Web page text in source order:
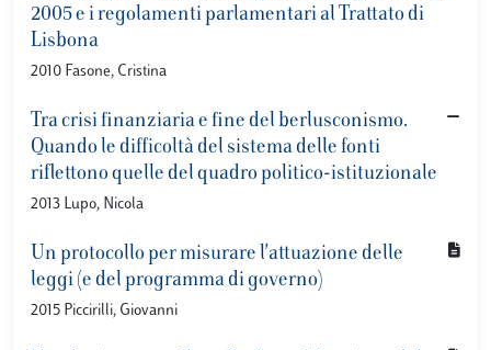
2005 e i regolamenti parlamentari al Trattato di
Lisbona
2010 Fasone, Cristina
Tra crisi finanziaria e fine del berlusconismo.
Quando le difficoltà del sistema delle fonti
riflettono quelle del quadro politico-istituzionale
2013 Lupo, Nicola
Un protocollo per misurare l'attuazione delle
leggi (e del programma di governo)
2015 Piccirilli, Giovanni